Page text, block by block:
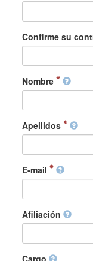
Confirme su
Nombre
Apellidos
E-mail
Afiliación
Cargo